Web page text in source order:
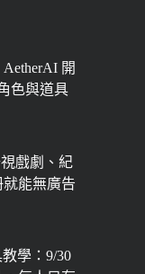
開
色與道具
戲劇、紀
能無廣告
學：9/30